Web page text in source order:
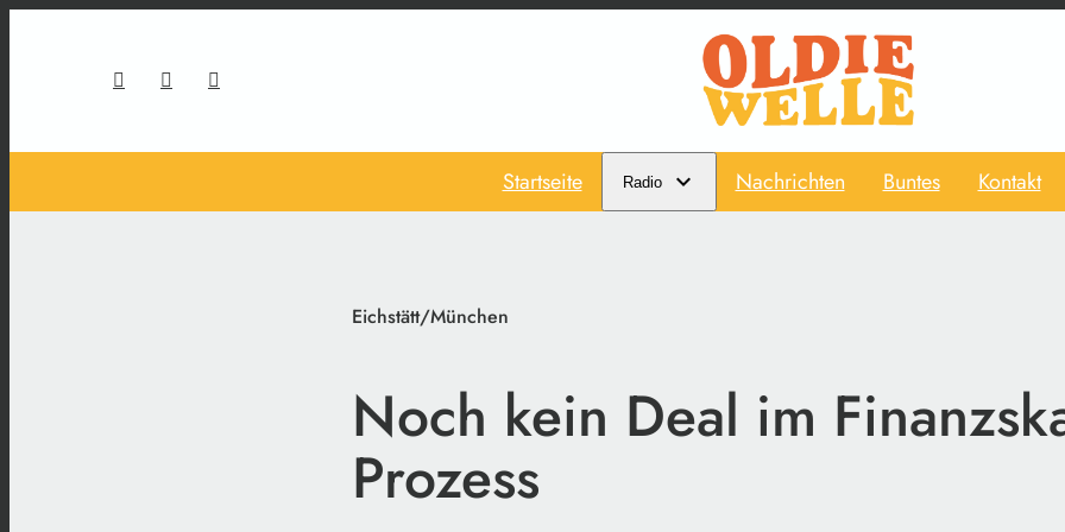
Startseite Radio Nachrichten Buntes Kontakt
Eichstätt/München
Noch kein Deal im
Prozess